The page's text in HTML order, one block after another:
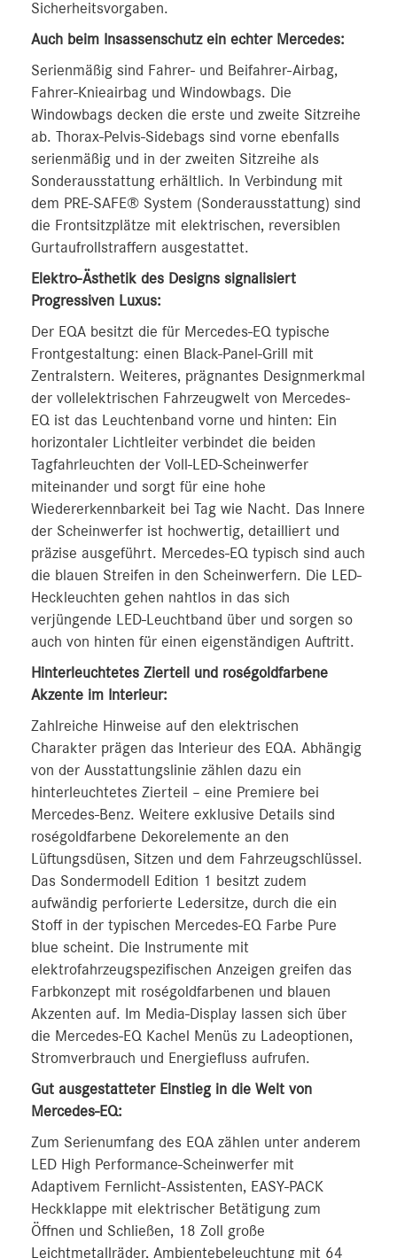
Sicherheitsvorgaben.
Auch beim Insassenschutz ein echter Mercedes:
Serienmäßig sind Fahrer- und Beifahrer-Airbag,
Fahrer-Knieairbag und Windowbags. Die
Windowbags decken die erste und zweite Sitzreihe
ab. Thorax-Pelvis-Sidebags sind vorne ebenfalls
serienmäßig und in der zweiten Sitzreihe als
Sonderausstattung erhältlich. In Verbindung mit
dem PRE-SAFE® System (Sonderausstattung) sind
die Frontsitzplätze mit elektrischen, reversiblen
Gurtaufrollstraffern ausgestattet.
Elektro-Ästhetik des Designs signalisiert
Progressiven Luxus:
Der EQA besitzt die für Mercedes-EQ typische
Frontgestaltung: einen Black-Panel-Grill mit
Zentralstern. Weiteres, prägnantes Designmerkmal
der vollelektrischen Fahrzeugwelt von Mercedes-
EQ ist das Leuchtenband vorne und hinten: Ein
horizontaler Lichtleiter verbindet die beiden
Tagfahrleuchten der Voll-LED-Scheinwerfer
miteinander und sorgt für eine hohe
Wiedererkennbarkeit bei Tag wie Nacht. Das Innere
der Scheinwerfer ist hochwertig, detailliert und
präzise ausgeführt. Mercedes-EQ typisch sind auch
die blauen Streifen in den Scheinwerfern. Die LED-
Heckleuchten gehen nahtlos in das sich
verjüngende LED-Leuchtband über und sorgen so
auch von hinten für einen eigenständigen Auftritt.
Hinterleuchtetes Zierteil und roségoldfarbene
Akzente im Interieur:
Zahlreiche Hinweise auf den elektrischen
Charakter prägen das Interieur des EQA. Abhängig
von der Ausstattungslinie zählen dazu ein
hinterleuchtetes Zierteil – eine Premiere bei
Mercedes-Benz. Weitere exklusive Details sind
roségoldfarbene Dekorelemente an den
Lüftungsdüsen, Sitzen und dem Fahrzeugschlüssel.
Das Sondermodell Edition 1 besitzt zudem
aufwändig perforierte Ledersitze, durch die ein
Stoff in der typischen Mercedes-EQ Farbe Pure
blue scheint. Die Instrumente mit
elektrofahrzeugspezifischen Anzeigen greifen das
Farbkonzept mit roségoldfarbenen und blauen
Akzenten auf. Im Media-Display lassen sich über
die Mercedes-EQ Kachel Menüs zu Ladeoptionen,
Stromverbrauch und Energiefluss aufrufen.
Gut ausgestatteter Einstieg in die Welt von
Mercedes-EQ:
Zum Serienumfang des EQA zählen unter anderem
LED High Performance-Scheinwerfer mit
Adaptivem Fernlicht-Assistenten, EASY-PACK
Heckklappe mit elektrischer Betätigung zum
Öffnen und Schließen, 18 Zoll große
Leichtmetallräder, Ambientebeleuchtung mit 64